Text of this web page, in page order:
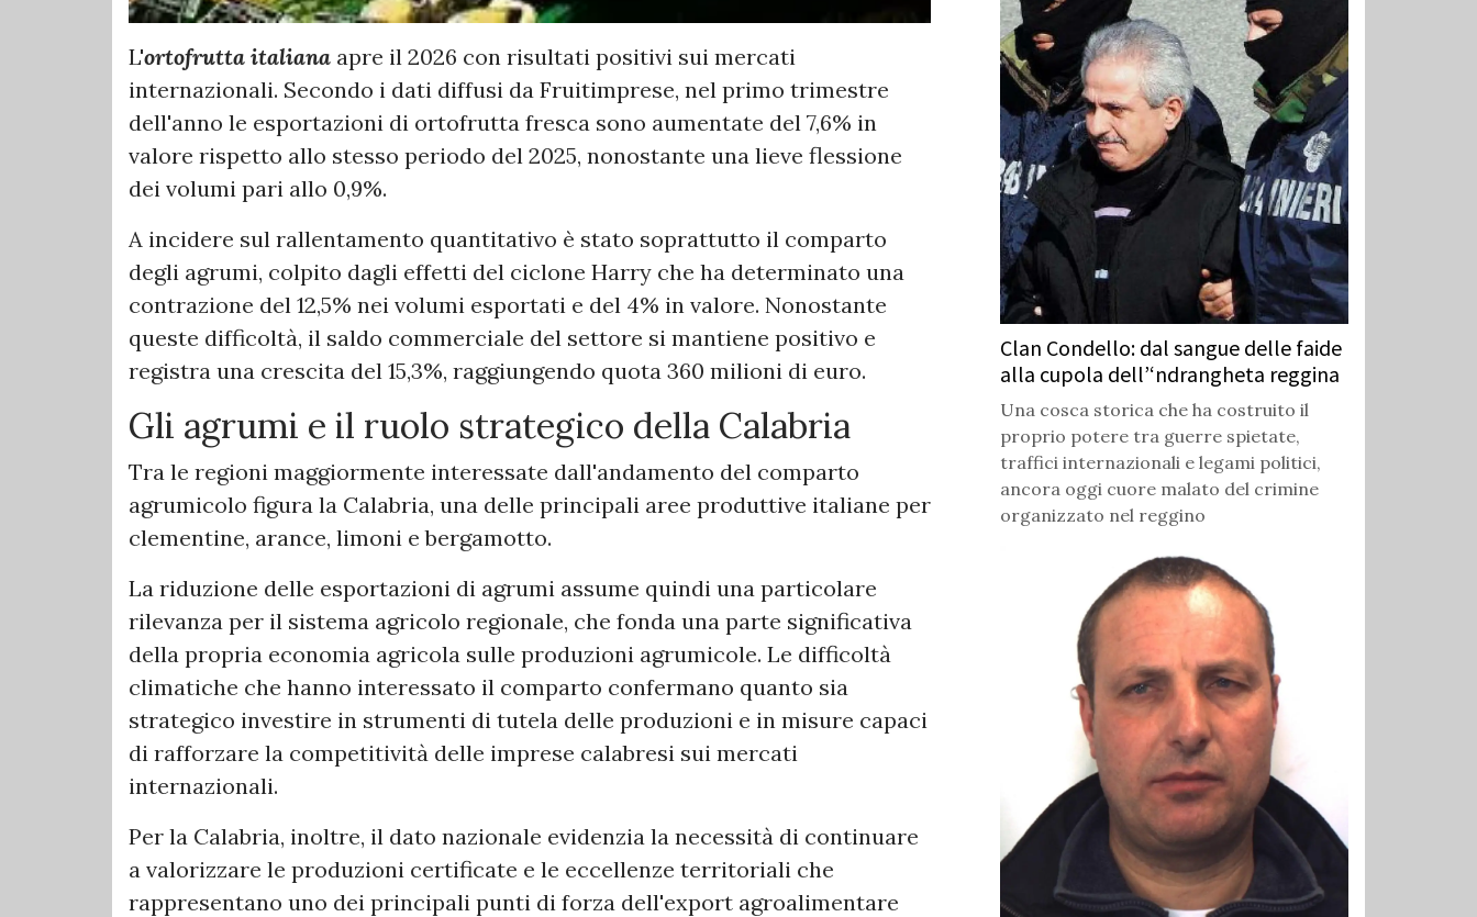
L'ortofrutta italiana apre il 2026 con risultati positivi sui mercati
internazionali. Secondo i dati diffusi da Fruitimprese, nel primo trimestre
dell'anno le esportazioni di ortofrutta fresca sono aumentate del 7,6% in
valore rispetto allo stesso periodo del 2025, nonostante una lieve flessione
dei volumi pari allo 0,9%.
A incidere sul rallentamento quantitativo è stato soprattutto il comparto
degli agrumi, colpito dagli effetti del ciclone Harry che ha determinato una
contrazione del 12,5% nei volumi esportati e del 4% in valore. Nonostante
queste difficoltà, il saldo commerciale del settore si mantiene positivo e
registra una crescita del 15,3%, raggiungendo quota 360 milioni di euro.
Gli agrumi e il ruolo strategico della Calabria
Tra le regioni maggiormente interessate dall'andamento del comparto
agrumicolo figura la Calabria, una delle principali aree produttive italiane per
clementine, arance, limoni e bergamotto.
La riduzione delle esportazioni di agrumi assume quindi una particolare
rilevanza per il sistema agricolo regionale, che fonda una parte significativa
della propria economia agricola sulle produzioni agrumicole. Le difficoltà
climatiche che hanno interessato il comparto confermano quanto sia
strategico investire in strumenti di tutela delle produzioni e in misure capaci
di rafforzare la competitività delle imprese calabresi sui mercati
internazionali.
Per la Calabria, inoltre, il dato nazionale evidenzia la necessità di continuare
a valorizzare le produzioni certificate e le eccellenze territoriali che
rappresentano uno dei principali punti di forza dell'export agroalimentare
Clan Condello: dal sangue delle faide
alla cupola dell’‘ndrangheta reggina
Una cosca storica che ha costruito il
proprio potere tra guerre spietate,
traffici internazionali e legami politici,
ancora oggi cuore malato del crimine
organizzato nel reggino